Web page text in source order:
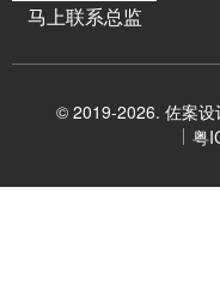
马上联系总监
© 2019-2026. 佐案
粤